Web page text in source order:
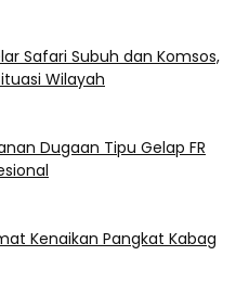
Safari Subuh dan Komsos,
Wilayah
Dugaan Tipu Gelap FR
Kenaikan Pangkat Kabag